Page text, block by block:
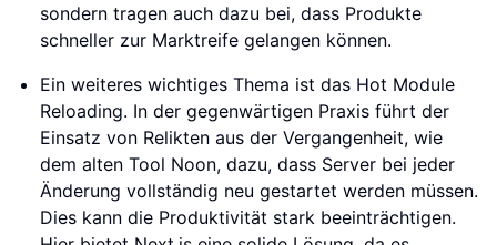
sondern tragen auch dazu bei, dass Produkte
schneller zur Marktreife gelangen können.
Ein weiteres wichtiges Thema ist das Hot Module
Reloading. In der gegenwärtigen Praxis führt der
Einsatz von Relikten aus der Vergangenheit, wie
dem alten Tool Noon, dazu, dass Server bei jeder
Änderung vollständig neu gestartet werden müssen.
Dies kann die Produktivität stark beeinträchtigen.